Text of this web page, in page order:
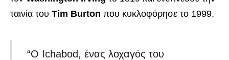
ταινία του Tim Burton που κυκλοφόρησε το 1999.
“Ο Ichabod, ένας λοχαγός του